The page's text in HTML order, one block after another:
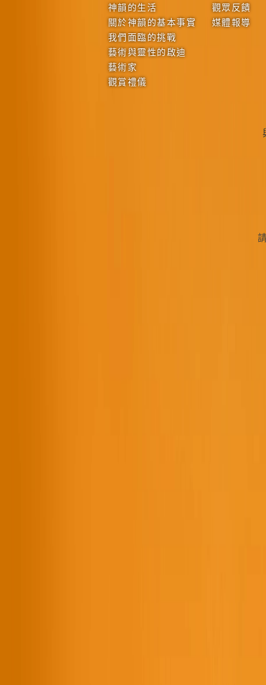
神韻的生活
關於神韻的基本事實
我們面臨的挑戰
藝術與靈性的啟迪
藝術家
觀賞禮儀
觀眾反饋
媒體報導